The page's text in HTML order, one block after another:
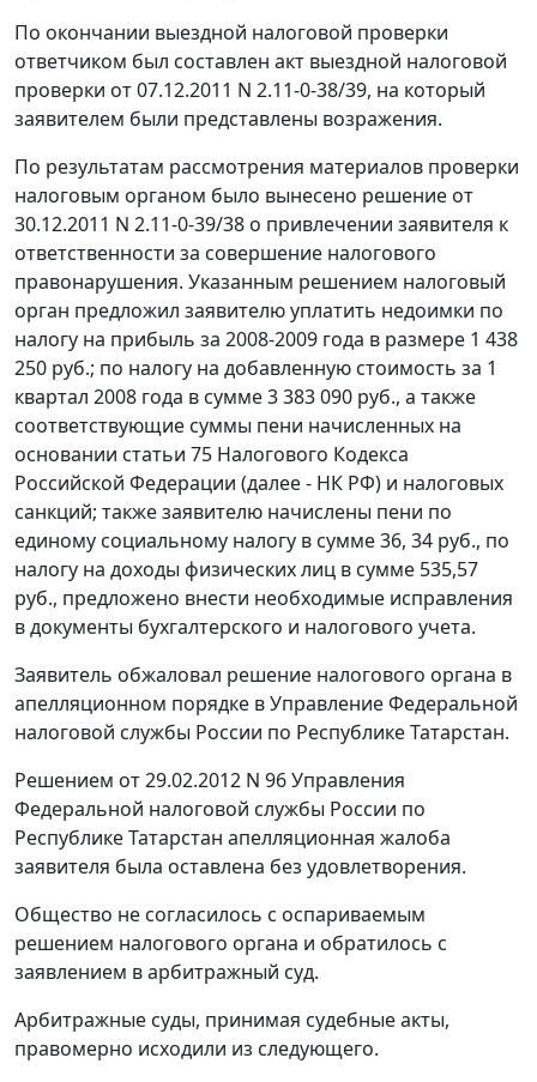
По окончании выездной налоговой проверки
ответчиком был составлен акт выездной налоговой
проверки от 07.12.2011 N 2.11-0-38/39, на который
заявителем были представлены возражения.
По результатам рассмотрения материалов проверки
налоговым органом было вынесено решение от
30.12.2011 N 2.11-0-39/38 о привлечении заявителя к
ответственности за совершение налогового
правонарушения. Указанным решением налоговый
орган предложил заявителю уплатить недоимки по
налогу на прибыль за 2008-2009 года в размере 1 438
250 руб.; по налогу на добавленную стоимость за 1
квартал 2008 года в сумме 3 383 090 руб., а также
соответствующие суммы пени начисленных на
основании статьи 75 Налогового Кодекса
Российской Федерации (далее - НК РФ) и налоговых
санкций; также заявителю начислены пени по
единому социальному налогу в сумме 36, 34 руб., по
налогу на доходы физических лиц в сумме 535,57
руб., предложено внести необходимые исправления
в документы бухгалтерского и налогового учета.
Заявитель обжаловал решение налогового органа в
апелляционном порядке в Управление Федеральной
налоговой службы России по Республике Татарстан.
Решением от 29.02.2012 N 96 Управления
Федеральной налоговой службы России по
Республике Татарстан апелляционная жалоба
заявителя была оставлена без удовлетворения.
Общество не согласилось с оспариваемым
решением налогового органа и обратилось с
заявлением в арбитражный суд.
Арбитражные суды, принимая судебные акты,
правомерно исходили из следующего.